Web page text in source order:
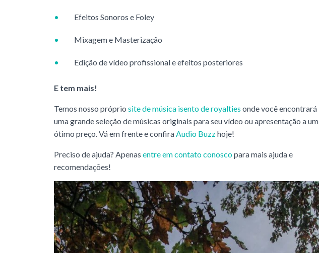
Efeitos Sonoros e Foley
Mixagem e Masterização
Edição de vídeo profissional e efeitos posteriores
E tem mais!
Temos nosso próprio site de música isento de royalties onde você encontrará
uma grande seleção de músicas originais para seu vídeo ou apresentação a um
ótimo preço. Vá em frente e confira Audio Buzzhoje!
Preciso de ajuda? Apenas entre em contato conoscopara mais ajuda e
recomendações!